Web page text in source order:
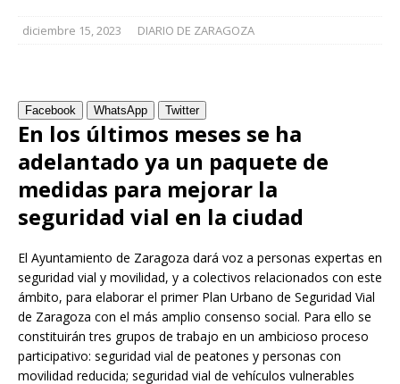
diciembre 15, 2023 DIARIO DE ZARAGOZA
Facebook WhatsApp Twitter
En los últimos meses se ha
adelantado ya un paquete de
medidas para mejorar la
seguridad vial en la ciudad
El Ayuntamiento de Zaragoza dará voz a personas expertas en
seguridad vial y movilidad, y a colectivos relacionados con este
ámbito, para elaborar el primer Plan Urbano de Seguridad Vial
de Zaragoza con el más amplio consenso social. Para ello se
constituirán tres grupos de trabajo en un ambicioso proceso
participativo: seguridad vial de peatones y personas con
movilidad reducida; seguridad vial de vehículos vulnerables